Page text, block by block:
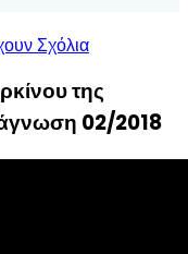
Σχόλια
της
02/2018